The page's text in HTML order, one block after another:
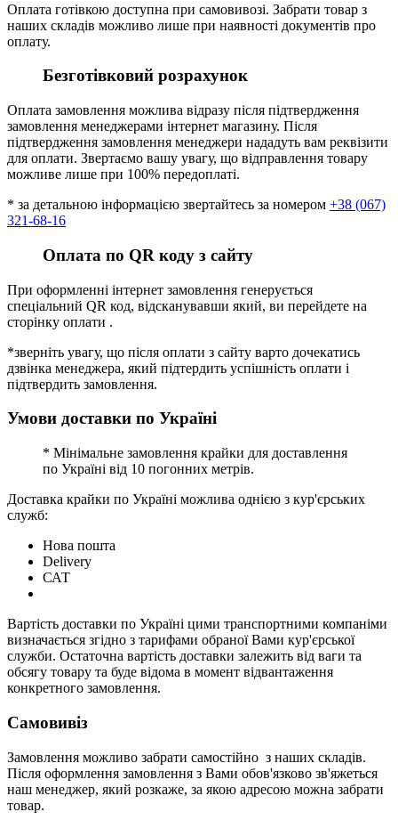
Оплата готівкою доступна при самовивозі. Забрати товар з
наших складів можливо лише при наявності документів про
оплату.
Безготівковий розрахунок
Оплата замовлення можлива відразу після підтвердження
замовлення менеджерами інтернет магазину. Після
підтвердження замовлення менеджери нададуть вам реквізити
для оплати. Звертаємо вашу увагу, що відправлення товару
можливе лише при 100% передоплаті.
* за детальною інформацією звертайтесь за номером +38 (067)
321-68-16
Оплата по QR коду з сайту
При оформленні інтернет замовлення генерується
спеціальний QR код, відсканувавши який, ви перейдете на
сторінку оплати .
*зверніть увагу, що після оплати з сайту варто дочекатись
дзвінка менеджера, який підтердить успішність оплати і
підтвердить замовлення.
Умови доставки по Україні
* Мінімальне замовлення крайки для доставлення
по Україні від 10 погонних метрів.
Доставка крайки по Україні можлива однією з кур'єрських
служб:
Нова пошта
Delivery
САТ
Вартість доставки по Україні цими транспортними компаніми
визначається згідно з тарифами обраної Вами кур'єрської
служби. Остаточна вартість доставки залежить від ваги та
обсягу товару та буде відома в момент відвантаження
конкретного замовлення.
Самовивіз
Замовлення можливо забрати самостійно з наших складів.
Після оформлення замовлення з Вами обов'язково зв'яжеться
наш менеджер, який розкаже, за якою адресою можна забрати
товар.